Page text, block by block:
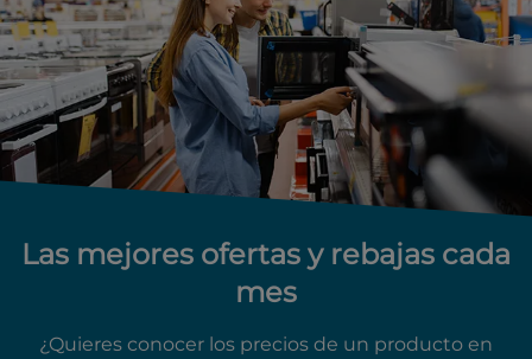
Las mejores ofertas y rebajas cada
mes
¿Quieres conocer los precios de un producto en